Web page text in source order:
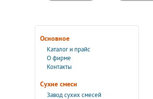
Основное
Каталог и прайс
О фирме
Контакты
Сухие смеси
Завод сухих смесей